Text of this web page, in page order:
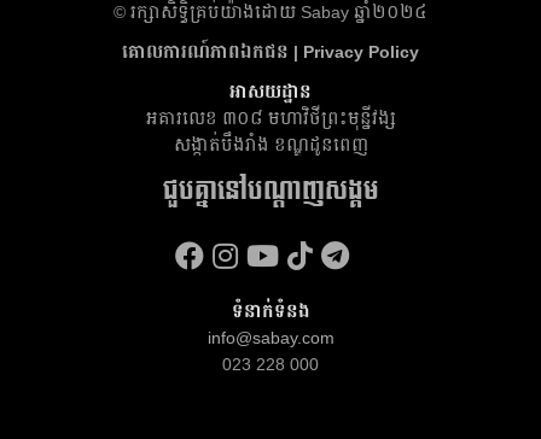
​© រក្សា​សិទ្ធិ​គ្រប់​យ៉ាង​ដោយ​ Sabay ឆ្នាំ​២០២៤
គោលការណ៍​ភាព​ឯកជន | Privacy Policy
អាសយដ្ឋាន
អគារ​លេខ ៣០៨ មហាវិថីព្រះមុន្នីវង្ស
សង្កាត់បឹងរាំង ខណ្ឌដូនពេញ
ជួបគ្នានៅបណ្តាញសង្គម
ទំនាក់ទំនង
info@sabay.com
023 228 000